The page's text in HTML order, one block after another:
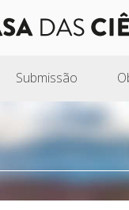
Submissão